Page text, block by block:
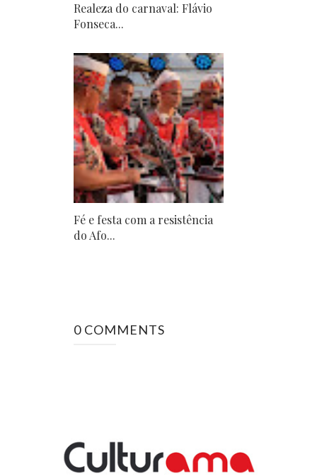
Realeza do carnaval: Flávio
Fonseca...
Fé e festa com a resistência
do Afo...
0 COMMENTS